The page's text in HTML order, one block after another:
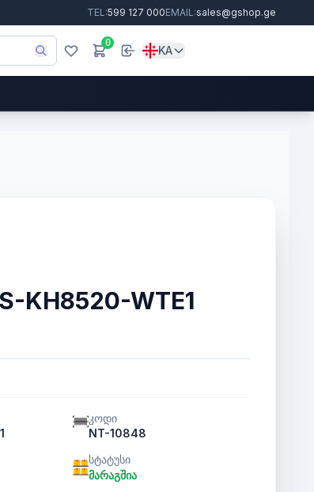
TEL:599 127 000EMAIL:sales@gshop.ge
0
KA
KH8520-WTE1
კოდი
NT-10848
სტატუსი
მარაგშია